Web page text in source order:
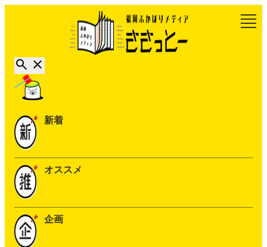
新着
オススメ
企画